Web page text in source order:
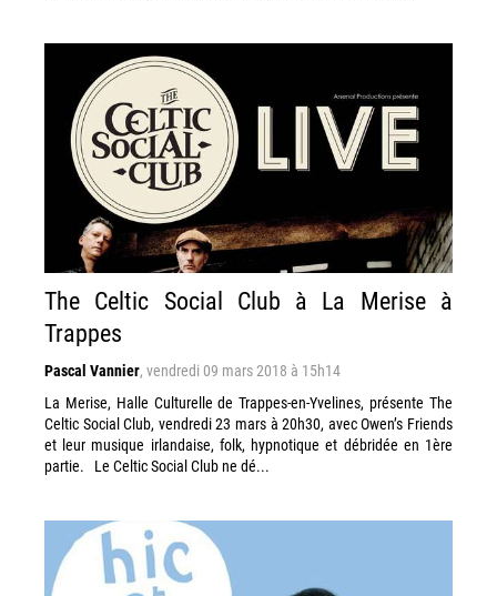
The Celtic Social Club à La Merise à
Trappes
Pascal Vannier, vendredi 09 mars 2018 à 15h14
La Merise, Halle Culturelle de Trappes-en-Yvelines, présente The
Celtic Social Club, vendredi 23 mars à 20h30, avec Owen’s Friends
et leur musique irlandaise, folk, hypnotique et débridée en 1ère
partie. Le Celtic Social Club ne dé...